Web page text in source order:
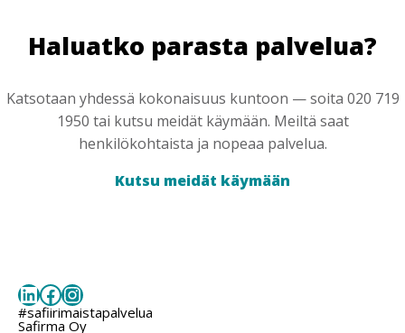
Haluatko parasta palvelua?
Katsotaan yhdessä kokonaisuus kuntoon — soita 020 719
1950 tai kutsu meidät käymään. Meiltä saat
henkilökohtaista ja nopeaa palvelua.
Kutsu meidät käymään
LinkedIn
Facebook
Instagram
#safiirimaistapalvelua
Safirma Oy